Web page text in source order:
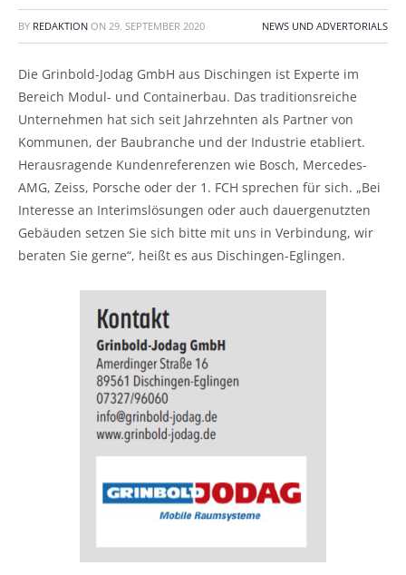
BY REDAKTION ON 29. SEPTEMBER 2020 NEWS UND ADVERTORIALS
Die Grinbold-Jodag GmbH aus Dischingen ist Experte im
Bereich Modul- und Containerbau. Das traditionsreiche
Unternehmen hat sich seit Jahrzehnten als Partner von
Kommunen, der Baubranche und der Industrie etabliert.
Herausragende Kundenreferenzen wie Bosch, Mercedes-
AMG, Zeiss, Porsche oder der 1. FCH sprechen für sich. „Bei
Interesse an Interimslösungen oder auch dauergenutzten
Gebäuden setzen Sie sich bitte mit uns in Verbindung, wir
beraten Sie gerne“, heißt es aus Dischingen-Eglingen.